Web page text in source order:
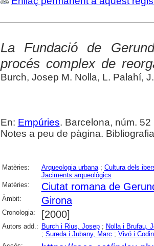
La Fundació de
procés complex de
Burch, Josep M. Nolla, L. Palahí,
En: Empúries. Barcelona, núm.
Notes a peu de pàgina.
Matèries: Arqueologia urbana; Cultura dels
Jaciments arqueològics
Matèries:
Ciutat romana de
Àmbit: Girona
Cronologia: [2000]
Autors add.: Burch i Rius, Josep; Nolla i Brufau,
; Sureda i Jubany, Marc ; Vivó i